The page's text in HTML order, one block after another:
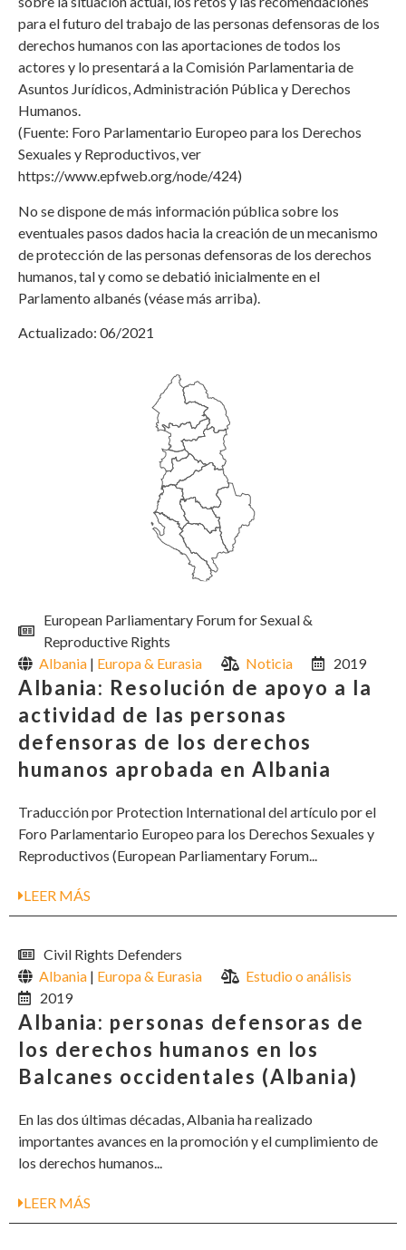
para el futuro del trabajo de las personas defensoras de los
derechos humanos con las aportaciones de todos los
actores y lo presentará a la Comisión Parlamentaria de
Asuntos Jurídicos, Administración Pública y Derechos
Humanos.
(Fuente: Foro Parlamentario Europeo para los Derechos
Sexuales y Reproductivos, ver
https://www.epfweb.org/node/424)
No se dispone de más información pública sobre los
eventuales pasos dados hacia la creación de un mecanismo
de protección de las personas defensoras de los derechos
humanos, tal y como se debatió inicialmente en el
Parlamento albanés (véase más arriba).
Actualizado: 06/2021
European Parliamentary Forum for Sexual &
Reproductive Rights
Albania | Europa & Eurasia Noticia 2019
Albania: Resolución de apoyo a la
actividad de las personas
defensoras de los derechos
humanos aprobada en Albania
Traducción por Protection International del artículo por el
Foro Parlamentario Europeo para los Derechos Sexuales y
Reproductivos (European Parliamentary Forum...
LEER MÁS
Civil Rights Defenders
Albania | Europa & Eurasia
Estudio o análisis
2019
Albania: personas defensoras de
los derechos humanos en los
Balcanes occidentales (Albania)
En las dos últimas décadas, Albania ha realizado
importantes avances en la promoción y el cumplimiento de
los derechos humanos...
LEER MÁS